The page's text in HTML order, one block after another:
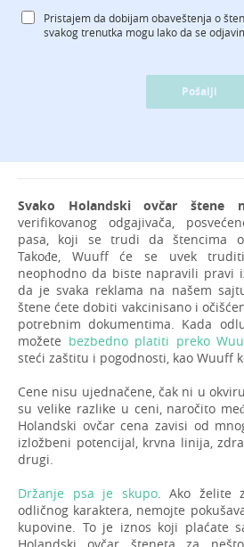
Pristajem da dobijam obaveštenja o
svakog trenutka mogu lako da se
Pošalji
Svako Holandski ovčar štene
verifikovanog odgajivača,
pasa, koji se trudi da štencima
Takođe, Wuuff će se uvek
neophodno da biste napravili pravi
da je svaka reklama na našem
štene ćete dobiti vakcinisano i
potrebnim dokumentima. Kada
možete bezbedno platiti preko
steći zaštitu i pogodnosti, kao Wuuff
Cene nisu ujednačene, čak ni u
su velike razlike u ceni, naročito
Holandski ovčar cena zavisi od
izložbeni potencijal, krvna linija,
drugi.
Držanje psa je skupo. Ako želite
odličnog karaktera, nemojte
kupovine. To je iznos koji plaćate
Holandski ovčar šteneta za